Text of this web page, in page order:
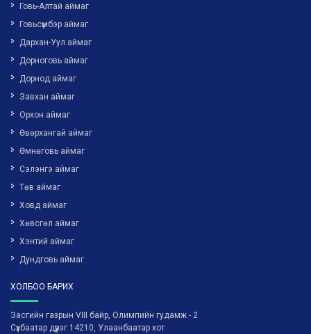
Говь-Алтай аймаг
Говьсүмбэр аймаг
Дархан-Уул аймаг
Дорноговь аймаг
Дорнод аймаг
Завхан аймаг
Орхон аймаг
Өвөрхангай аймаг
Өмнөговь аймаг
Сэлэнгэ аймаг
Төв аймаг
Ховд аймаг
Хөвсгөл аймаг
Хэнтий аймаг
Дундговь аймаг
ХОЛБОО БАРИХ
Засгийн газрын VIII байр, Олимпийн гудамж - 2
Сүхбаатар дүүрэг 14210, Улаанбаатар хот